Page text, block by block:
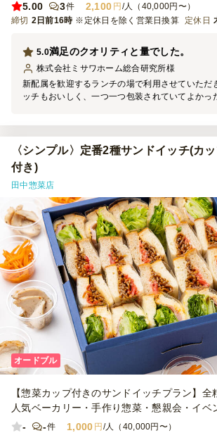
5.00
3件 2,100 円 /人（40,000円〜）
締切 2日前16時 ※定休日を除く営業日換算 定休日
満足のクオリティと量でした。
5.0
株式会社ミサワホーム総合研究所様
新配属を歓迎するランチの場で利用させていただ
ッチもおいしく、一つ一つ包装されていてよかっ
〈シンプル〉定番2種サンドイッチ(カ
付き)
田中惣菜店
オードブル
【惣菜カップ付きのサンドイッチプラン】
人気ベーカリー・手作り惣菜・懇親会・イベ
-
-件 1,000 円 /人（40,000円〜）